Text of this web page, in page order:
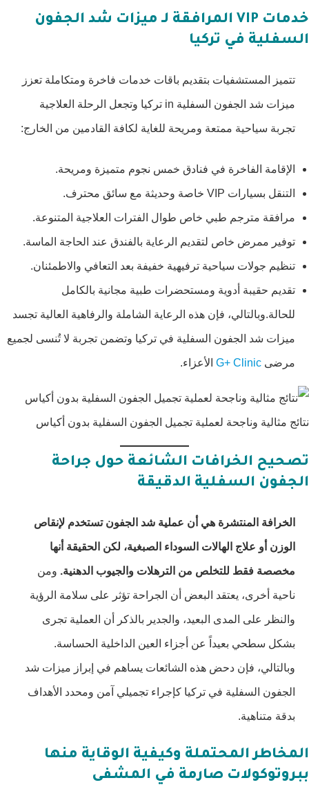
خدمات VIP المرافقة لـ ميزات شد الجفون
السفلية في تركيا
تتميز المستشفيات بتقديم باقات خدمات فاخرة ومتكاملة تعزز
ميزات شد الجفون السفلية in تركيا وتجعل الرحلة العلاجية
تجربة سياحية ممتعة ومريحة للغاية لكافة القادمين من الخارج:
الإقامة الفاخرة في فنادق خمس نجوم متميزة ومريحة.
التنقل بسيارات VIP خاصة وحديثة مع سائق محترف.
مرافقة مترجم طبي خاص طوال الفترات العلاجية المتنوعة.
توفير ممرض خاص لتقديم الرعاية بالفندق عند الحاجة الماسة.
تنظيم جولات سياحية ترفيهية خفيفة بعد التعافي والاطمئنان.
تقديم حقيبة أدوية ومستحضرات طبية مجانية بالكامل
للحالة.وبالتالي، فإن هذه الرعاية الشاملة والرفاهية العالية تجسد
ميزات شد الجفون السفلية في تركيا وتضمن تجربة لا تُنسى لجميع
مرضى G+ Clinic الأعزاء.
نتائج مثالية وناجحة لعملية تجميل الجفون السفلية بدون أكياس
تصحيح الخرافات الشائعة حول جراحة
الجفون السفلية الدقيقة
الخرافة المنتشرة هي أن عملية شد الجفون تستخدم لإنقاص
الوزن أو علاج الهالات السوداء الصبغية، لكن الحقيقة أنها
مخصصة فقط للتخلص من الترهلات والجيوب الدهنية. ومن
ناحية أخرى، يعتقد البعض أن الجراحة تؤثر على سلامة الرؤية
والنظر على المدى البعيد، والجدير بالذكر أن العملية تجرى
بشكل سطحي بعيداً عن أجزاء العين الداخلية الحساسة.
وبالتالي، فإن دحض هذه الشائعات يساهم في إبراز ميزات شد
الجفون السفلية في تركيا كإجراء تجميلي آمن ومحدد الأهداف
بدقة متناهية.
المخاطر المحتملة وكيفية الوقاية منها
ببروتوكولات صارمة في المشفى